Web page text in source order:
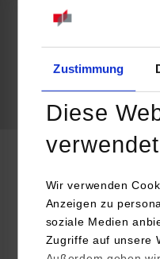
Zustimmung
Diese
Wir verwenden
Anzeigen zu
soziale Medien
Zugriffe auf unsere
mrm²
In der Au 1